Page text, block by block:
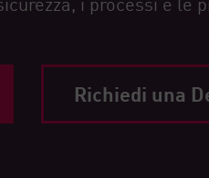
Richiedi una